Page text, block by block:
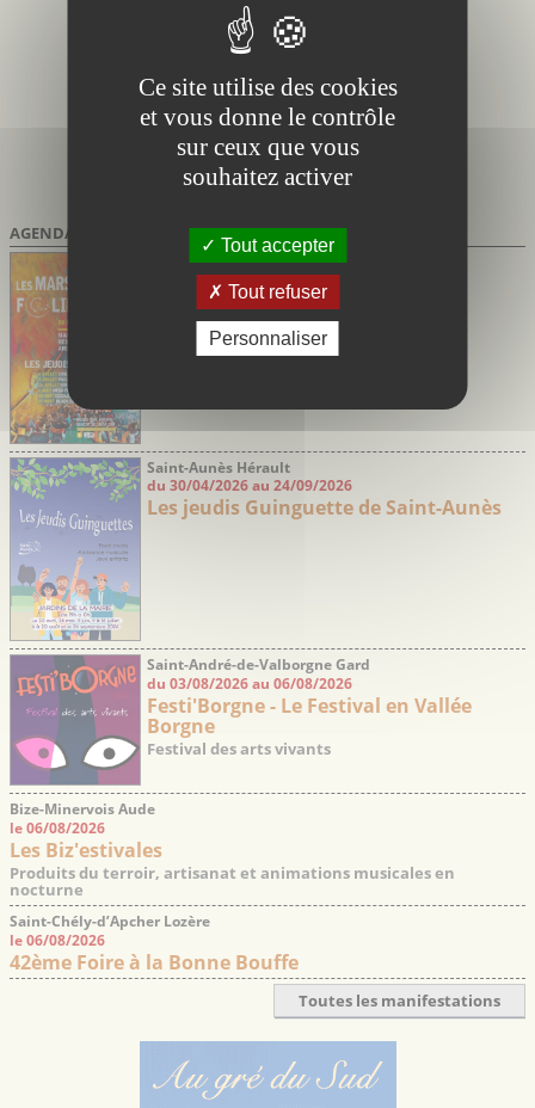
AGENDA DES SORTIES
Marsillargues Hérault
du 02/07/2026 au 27/08/2026
Marsi’Folies de Marsillargues
Soirées festives avec marché nocturne et
concerts
Saint-Aunès Hérault
du 30/04/2026 au 24/09/2026
Les jeudis Guinguette de Saint-Aunès
Saint-André-de-Valborgne Gard
du 03/08/2026 au 06/08/2026
Festi'Borgne - Le Festival en Vallée
Borgne
Festival des arts vivants
Bize-Minervois Aude
le 06/08/2026
Les Biz'estivales
Produits du terroir, artisanat et animations musicales en
nocturne
Saint-Chély-d’Apcher Lozère
le 06/08/2026
42ème Foire à la Bonne Bouffe
Toutes les manifestations
Ce site utilise des cookies
et vous donne le contrôle
sur ceux que vous
souhaitez activer
Tout accepter
Tout refuser
Personnaliser